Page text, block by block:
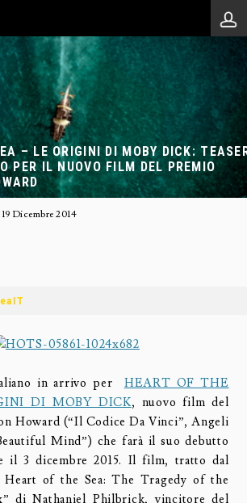
– LE ORIGINI DI MOBY DICK:
PER IL NUOVO FILM DEL PREMIO
19 Dicembre 2014
in arrivo per HEART OF THE
DI MOBY DICK, nuovo film del
Howard (“Il Codice Da Vinci”, Angeli
Mind”) che farà il suo debutto
il 3 dicembre 2015. Il film, tratto dal
Heart of the Sea: The Tragedy of the
di Nathaniel Philbrick, vincitore del